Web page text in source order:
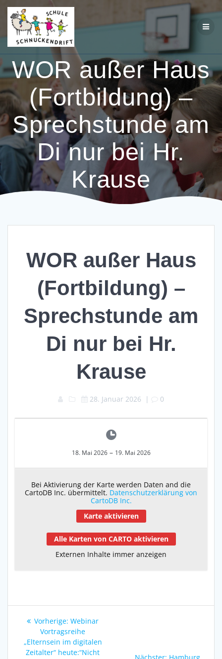
springen
WOR außer Haus
(Fortbildung) –
Sprechstunde am
Di nur bei Hr.
Krause
WOR außer Haus
(Fortbildung) –
Sprechstunde am
Di nur bei Hr.
Krause
28. Januar 2026 | 0
18. Mai 2026– 19. Mai 2026
Bei Aktivierung der Karte werden Daten and die
CartoDB Inc. übermittelt. Datenschutzerklärung von
CartoDB Inc.
Karte aktivieren
Alle Karten von CARTO aktivieren
Externen Inhalte immer anzeigen
Beitragsnavigation
Vorherige: Vorheriger
Beitrag:
Webinar
Vortragsreihe
„Elternsein im digitalen
Zeitalter“ heute:“Nicht
Nächster